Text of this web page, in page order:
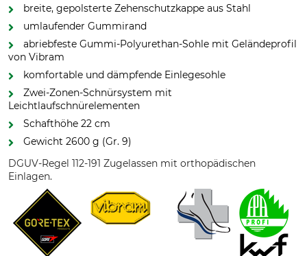
breite, gepolsterte Zehenschutzkappe aus Stahl
umlaufender Gummirand
abriebfeste Gummi-Polyurethan-Sohle mit Geländeprofil
von Vibram
komfortable und dämpfende Einlegesohle
Zwei-Zonen-Schnürsystem mit
Leichtlaufschnürelementen
Schafthöhe 22 cm
Gewicht 2600 g (Gr. 9)
DGUV-Regel 112-191 Zugelassen mit orthopädischen
Einlagen.